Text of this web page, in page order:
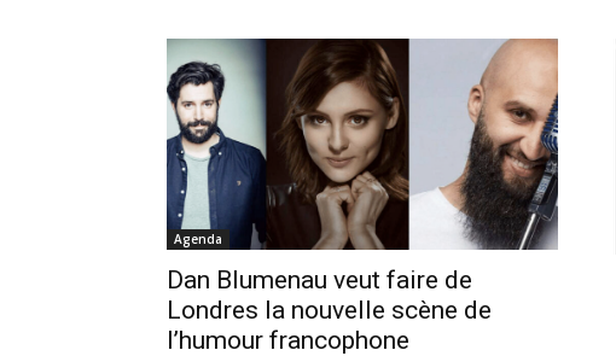
Agenda
Dan Blumenau veut faire de
Londres la nouvelle scène de
l’humour francophone